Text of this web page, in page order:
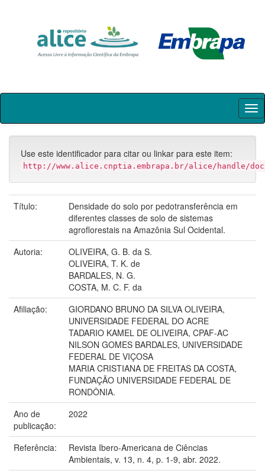
Skip
Use este identificador para citar ou linkar para este item:
http://www.alice.cnptia.embrapa.br/alice/handle/doc/
Título:
Densidade do solo por pedotransferência em
diferentes classes de solo de sistemas
agroflorestais na Amazônia Sul Ocidental.
Autoria:
OLIVEIRA, G. B. da S.
OLIVEIRA, T. K. de
BARDALES, N. G.
COSTA, M. C. F. da
Afiliação:
GIORDANO BRUNO DA SILVA OLIVEIRA,
UNIVERSIDADE FEDERAL DO ACRE
TADARIO KAMEL DE OLIVEIRA, CPAF-AC
NILSON GOMES BARDALES, UNIVERSIDADE
FEDERAL DE VIÇOSA
MARIA CRISTIANA DE FREITAS DA COSTA,
FUNDAÇÃO UNIVERSIDADE FEDERAL DE
RONDÔNIA.
Ano de
publicação:
2022
Referência:
Revista Ibero-Americana de Ciências
Ambientais, v. 13, n. 4, p. 1-9, abr. 2022.